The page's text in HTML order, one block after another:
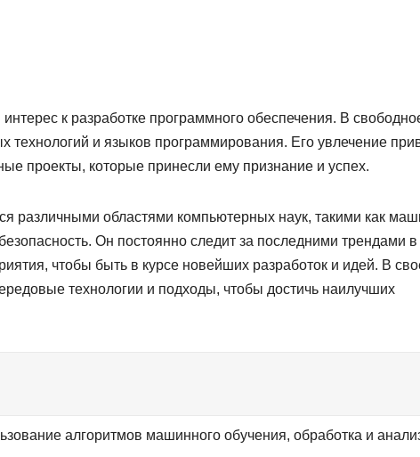
к разработке программного обеспечения. В
технологий и языков программирования. Его увлечение
проекты, которые принесли ему признание и успех.
различными областями компьютерных наук, такими как
Он постоянно следит за последними трендами в
чтобы быть в курсе новейших разработок и идей. В
технологии и подходы, чтобы достичь наилучших
алгоритмов машинного обучения, обработка и